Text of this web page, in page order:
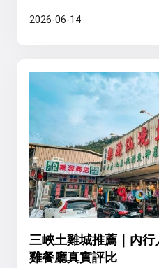
2026-06-14
三峽土雞城推薦｜內
雞餐廳真實評比